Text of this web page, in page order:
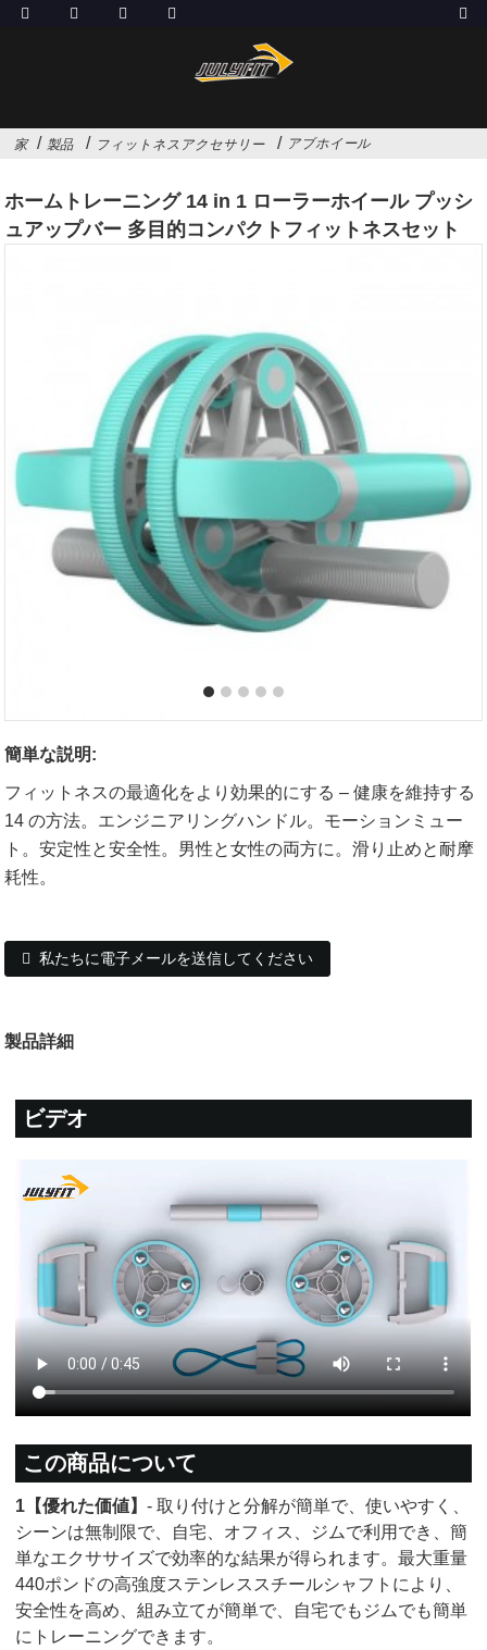
家 製品 フィットネスアクセサリー アブホイール
ホームトレーニング 14 in 1 ローラーホイール プッシ
ュアップバー 多目的コンパクトフィットネスセット
簡単な説明:
フィットネスの最適化をより効果的にする – 健康を維持する
14 の方法。エンジニアリングハンドル。モーションミュー
ト。安定性と安全性。男性と女性の両方に。滑り止めと耐摩
耗性。
私たちに電子メールを送信してください
製品詳細
ビデオ
この商品について
1【優れた価値】- 取り付けと分解が簡単で、使いやすく、
シーンは無制限で、自宅、オフィス、ジムで利用でき、簡
単なエクササイズで効率的な結果が得られます。最大重量
440ポンドの高強度ステンレススチールシャフトにより、
安全性を高め、組み立てが簡単で、自宅でもジムでも簡単
にトレーニングできます。